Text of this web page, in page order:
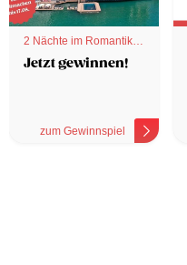
2 Nächte im Romantik
Hotel
Jetzt gewinnen!
zum Gewinnspiel